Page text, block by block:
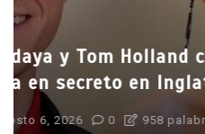
En Principal Salud